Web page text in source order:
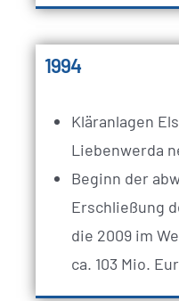
1994
Kläranlagen
Liebenwerda
Beginn der
Erschließung
die 2009 im
ca. 103 Mio.